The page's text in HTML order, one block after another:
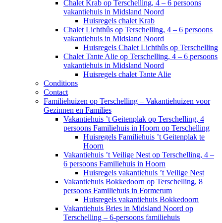
Chalet Krab op Terschelling, 4 – 6 persoons
vakantiehuis in Midsland Noord
Huisregels chalet Krab
Chalet Lichthûs op Terschelling, 4 – 6 persoons
vakantiehuis in Midsland Noord
Huisregels Chalet Lichthûs op Terschelling
Chalet Tante Alie op Terschelling, 4 – 6 persoons
vakantiehuis in Midsland Noord
Huisregels chalet Tante Alie
Conditions
Contact
Familiehuizen op Terschelling – Vakantiehuizen voor
Gezinnen en Families
Vakantiehuis ’t Geitenplak op Terschelling, 4
persoons Familiehuis in Hoorn op Terschelling
Huisregels Familiehuis ’t Geitenplak te
Hoorn
Vakantiehuis ’t Veilige Nest op Terschelling, 4 –
6 persoons Familiehuis in Hoorn
Huisregels vakantiehuis ’t Veilige Nest
Vakantiehuis Bokkedoorn op Terschelling, 8
persoons Familiehuis in Formerum
Huisregels vakantiehuis Bokkedoorn
Vakantiehuis Bries in Midsland Noord op
Terschelling – 6-persoons familiehuis